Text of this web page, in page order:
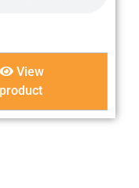
View
product